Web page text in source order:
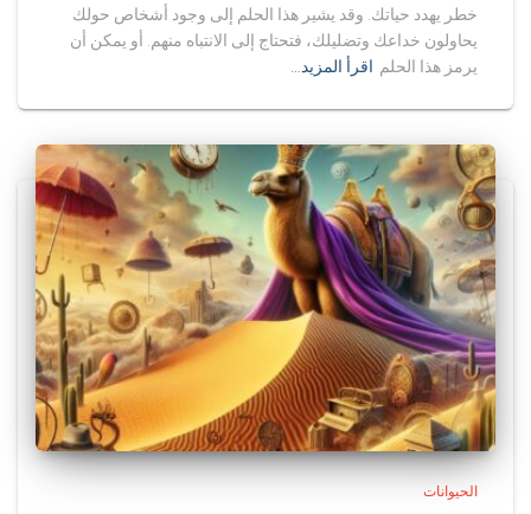
خطر يهدد حياتك. وقد يشير هذا الحلم إلى وجود أشخاص حولك
يحاولون خداعك وتضليلك، فتحتاج إلى الانتباه منهم. أو يمكن أن
يرمز هذا الحلم اقرأ المزيد…
الحيوانات